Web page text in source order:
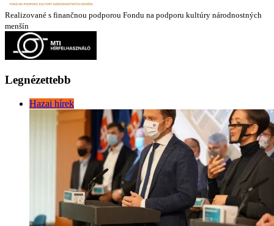
Realizované s finančnou podporou Fondu na podporu kultúry národnostných
menšín
Legnézettebb
Hazai hírek